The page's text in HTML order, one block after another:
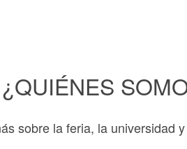
¿QUIÉNES
sobre la feria, la universidad